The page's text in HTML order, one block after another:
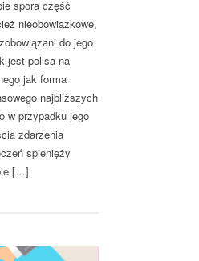
spora część
nieobowiązkowe,
do jego
jest polisa na
jak forma
najbliższych
w przypadku jego
zdarzenia
spienięży
[…]